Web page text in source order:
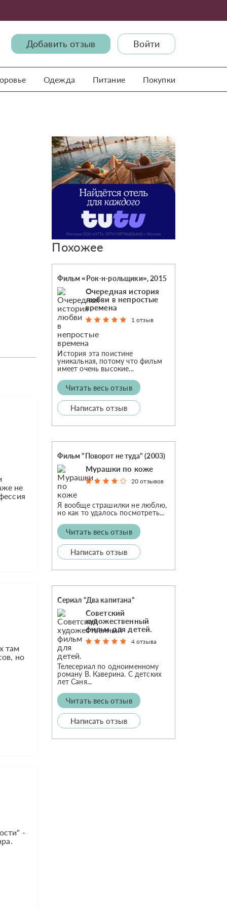
Добавить отзыв Войти
Одежда Питание Покупки
не
там
но
-
Похожее
Фильм «Рок-н-рольщики», 2015
Очередная история
любви в непростые
времена
1 отзыв
История эта поистине
уникальная, потому что фильм
имеет очень высокие...
Читать весь отзыв
Написать отзыв
Фильм "Поворот не туда" (2003)
Мурашки по коже
20 отзывов
Я вообще страшилки не люблю,
но как то удалось посмотреть...
Читать весь отзыв
Написать отзыв
Сериал "Два капитана"
Советский
художественный
фильм для детей.
4 отзыва
Телесериал по одноименному
роману В. Каверина. С детских
лет Саня...
Читать весь отзыв
Написать отзыв